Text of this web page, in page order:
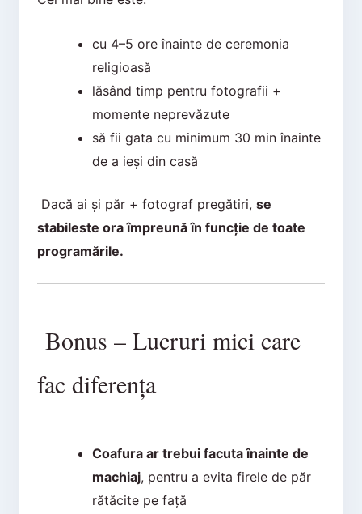
cu 4–5 ore înainte de ceremonia
religioasă
lăsând timp pentru fotografii +
momente neprevăzute
să fii gata cu minimum 30 min înainte
de a ieși din casă
Dacă ai și păr + fotograf pregătiri, se
stabileste ora împreună în funcție de toate
programările.
Bonus – Lucruri mici care
fac diferența
Coafura ar trebui facuta înainte de
machiaj, pentru a evita firele de păr
rătăcite pe față